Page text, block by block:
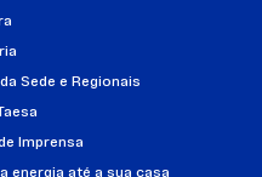
Sede e Regionais
Imprensa
energia até a sua casa